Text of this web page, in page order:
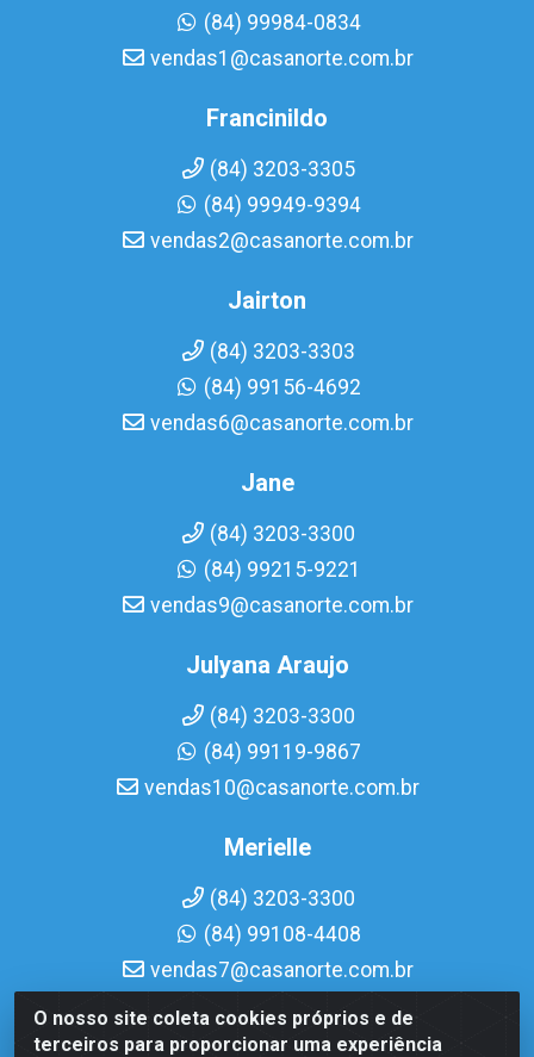
O nosso site coleta cookies próprios e de
terceiros para proporcionar uma experiência
(84) 99984-0834
vendas1@casanorte.com.br
Francinildo
(84) 3203-3305
(84) 99949-9394
vendas2@casanorte.com.br
Jairton
(84) 3203-3303
(84) 99156-4692
vendas6@casanorte.com.br
Jane
(84) 3203-3300
(84) 99215-9221
vendas9@casanorte.com.br
Julyana Araujo
(84) 3203-3300
(84) 99119-9867
vendas10@casanorte.com.br
Merielle
(84) 3203-3300
(84) 99108-4408
vendas7@casanorte.com.br
Casa Norte LTDA - Av. Interventor Mário Câmara, 1815 -